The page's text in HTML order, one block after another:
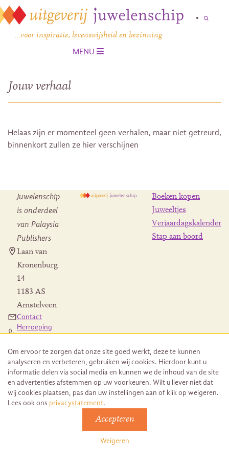
…voor inspiratie, levenswijsheid en bezinning
MENU
Jouw verhaal
Helaas zijn er momenteel geen verhalen, maar niet getreurd,
binnenkort zullen ze hier verschijnen
Juwelenschip
is onderdeel
van Palaysia
Publishers
Laan van
Kronenburg
14
1183 AS
Amstelveen
Contact
Herroeping
Boeken kopen
Juweeltjes
Verjaardagskalender
Stap aan boord
© 2026 Uitgeverij Juwelenschip. Duurzaam ontwikkeld door
Go2People
Algemene voorwaarden | Sitemap
Om ervoor te zorgen dat onze site goed werkt, deze te kunnen
analyseren en verbeteren, gebruiken wij cookies. Hierdoor kunt u
informatie delen via social media en kunnen we de inhoud van de site
en advertenties afstemmen op uw voorkeuren. Wilt u liever niet dat
wij cookies plaatsen, pas dan uw instellingen aan of klik op weigeren.
Lees ook ons privacystatement.
Accepteren
Weigeren